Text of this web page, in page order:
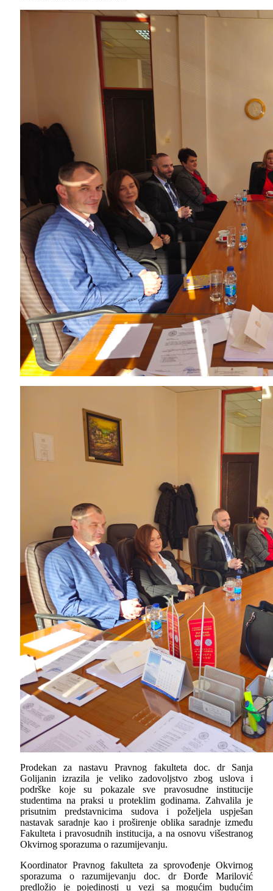
Prodekan za nastavu Pravnog fakulteta doc. dr Sanja
Golijanin izrazila je veliko zadovoljstvo zbog uslova i
podrške koje su pokazale sve pravosudne institucije
studentima na praksi u proteklim godinama. Zahvalila je
prisutnim predstavnicima sudova i poželjela uspješan
nastavak saradnje kao i proširenje oblika saradnje između
Fakulteta i pravosudnih institucija, a na osnovu višestranog
Okvirnog sporazuma o razumijevanju.
Koordinator Pravnog fakulteta za sprovođenje Okvirnog
sporazuma o razumijevanju doc. dr Đorđe Marilović
predložio je pojedinosti u vezi sa mogućim budućim